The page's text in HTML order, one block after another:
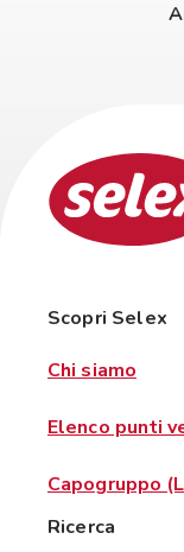
Scopri Selex
Chi siamo
Elenco punti
Capogruppo
Ricerca